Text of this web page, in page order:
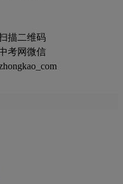
描二维码
考网微信